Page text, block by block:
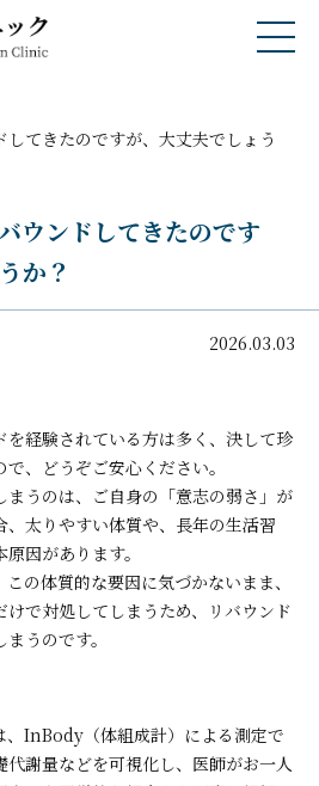
してきたのですが、大丈夫でしょう
ウンドしてきたのです
か？
2026.03.03
を経験されている方は多く、決して珍
、どうぞご安心ください。
まうのは、ご自身の「意志の弱さ」が
太りやすい体質や、長年の生活習
因があります。
の体質的な要因に気づかないまま、
で対処してしまうため、リバウンド
うのです。
、InBody（体組成計）による測定で
謝量などを可視化し、医師がお一人